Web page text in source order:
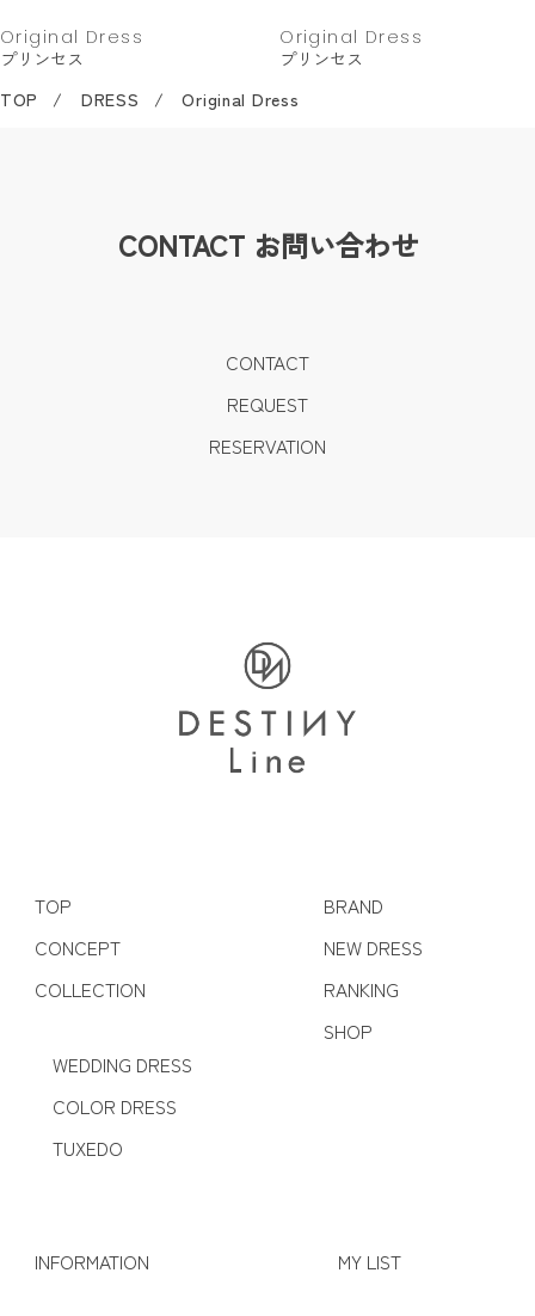
Original Dress
プリンセス
Original Dress
プリンセス
TOP
DRESS Original Dress
CONTACT お問い合わせ
CONTACT
REQUEST
RESERVATION
TOP
CONCEPT
COLLECTION
WEDDING DRESS
COLOR DRESS
TUXEDO
BRAND
NEW DRESS
RANKING
SHOP
INFORMATION MY LIST